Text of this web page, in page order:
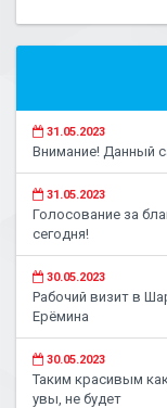
31.05.2023
Внимание! Данный
31.05.2023
Голосование за
сегодня!
30.05.2023
Рабочий визит в
Ерёмина
30.05.2023
Таким красивым
увы, не будет